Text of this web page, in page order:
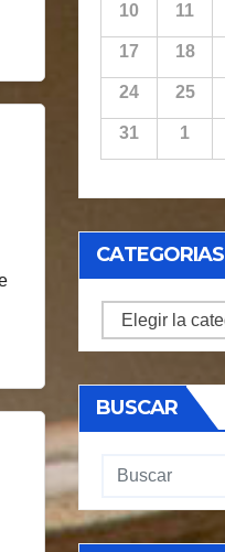
10 11
17 18
24 25
31 1
CATEGORIAS
CATEGORIAS
BUSCAR